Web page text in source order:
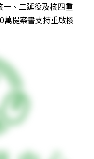
、二延役及核四重
萬提案書支持重啟核